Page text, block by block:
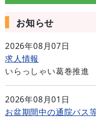
お知らせ
2026年08月07日
求人情報
いらっしゃい葛巻推進
2026年08月01日
お盆期間中の通院バス